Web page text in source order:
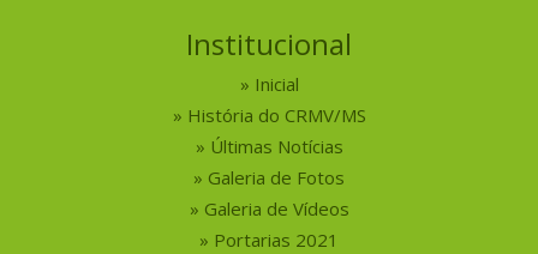
Institucional
Inicial
História do CRMV/MS
Últimas Notícias
Galeria de Fotos
Galeria de Vídeos
Portarias 2021